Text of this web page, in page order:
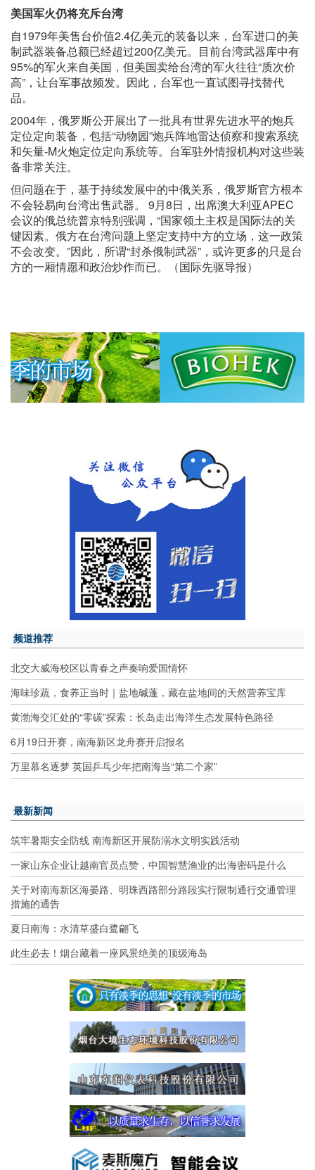
美国军火仍将充斥台湾
自1979年美售台价值2.4亿美元的装备以来，台军进口的美
制武器装备总额已经超过200亿美元。目前台湾武器库中有
95%的军火来自美国，但美国卖给台湾的军火往往“质次价
高”，让台军事故频发。因此，台军也一直试图寻找替代
品。
2004年，俄罗斯公开展出了一批具有世界先进水平的炮兵
定位定向装备，包括“动物园”炮兵阵地雷达侦察和搜索系统
和矢量-M火炮定位定向系统等。台军驻外情报机构对这些装
备非常关注。
但问题在于，基于持续发展中的中俄关系，俄罗斯官方根本
不会轻易向台湾出售武器。 9月8日，出席澳大利亚APEC
会议的俄总统普京特别强调，“国家领土主权是国际法的关
键因素。俄方在台湾问题上坚定支持中方的立场，这一政策
不会改变。”因此，所谓“封杀俄制武器”，或许更多的只是台
方的一厢情愿和政治炒作而已。（国际先驱导报）
频道推荐
北交大威海校区以青春之声奏响爱国情怀
海味珍蔬，食养正当时｜盐地碱蓬，藏在盐地间的天然营养宝库
黄渤海交汇处的“零碳”探索：长岛走出海洋生态发展特色路径
6月19日开赛，南海新区龙舟赛开启报名
万里慕名逐梦 英国乒乓少年把南海当“第二个家”
最新新闻
筑牢暑期安全防线 南海新区开展防溺水文明实践活动
一家山东企业让越南官员点赞，中国智慧渔业的出海密码是什么
关于对南海新区海晏路、明珠西路部分路段实行限制通行交通管理
措施的通告
夏日南海：水清草盛白鹭翩飞
此生必去！烟台藏着一座风景绝美的顶级海岛